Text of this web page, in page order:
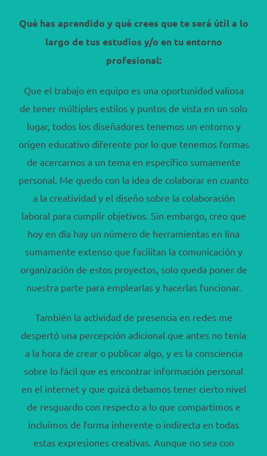
Qué has aprendido y qué crees que te será útil a lo
largo de tus estudios y/o en tu entorno
profesional:
Que el trabajo en equipo es una oportunidad valiosa
de tener múltiples estilos y puntos de vista en un solo
lugar, todos los diseñadores tenemos un entorno y
origen educativo diferente por lo que tenemos formas
de acercarnos a un tema en específico sumamente
personal. Me quedo con la idea de colaborar en cuanto
a la creatividad y el diseño sobre la colaboración
laboral para cumplir objetivos. Sin embargo, creo que
hoy en día hay un número de herramientas en lína
sumamente extenso que facilitan la comunicación y
organización de estos proyectos, solo queda poner de
nuestra parte para emplearlas y hacerlas funcionar.
También la actividad de presencia en redes me
despertó una percepción adicional que antes no tenía
a la hora de crear o publicar algo, y es la consciencia
sobre lo fácil que es encontrar información personal
en el internet y que quizá debamos tener cierto nivel
de resguardo con respecto a lo que compartimos e
incluímos de forma inherente o indirecta en todas
estas expresiones creativas. Aunque no sea con